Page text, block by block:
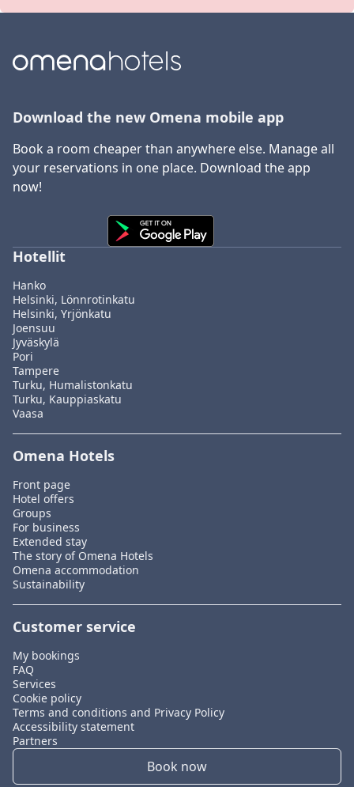
Download the new Omena mobile app
Book a room cheaper than anywhere else. Manage all
your reservations in one place. Download the app
now!
Hotellit
Hanko
Helsinki, Lönnrotinkatu
Helsinki, Yrjönkatu
Joensuu
Jyväskylä
Pori
Tampere
Turku, Humalistonkatu
Turku, Kauppiaskatu
Vaasa
Omena Hotels
Front page
Hotel offers
Groups
For business
Extended stay
The story of Omena Hotels
Omena accommodation
Sustainability
Customer service
My bookings
FAQ
Services
Cookie policy
Terms and conditions and Privacy Policy
Accessibility statement
Partners
Book now